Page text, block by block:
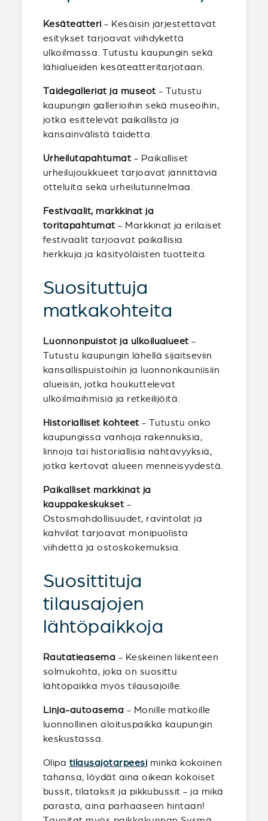
Kesäteatteri - Kesäisin järjestettävät
esitykset tarjoavat viihdykettä
ulkoilmassa. Tutustu kaupungin sekä
lähialueiden kesäteatteritarjotaan.
Taidegalleriat ja museot - Tutustu
kaupungin gallerioihin sekä museoihin,
jotka esittelevät paikallista ja
kansainvälistä taidetta.
Urheilutapahtumat - Paikalliset
urheilujoukkueet tarjoavat jännittäviä
otteluita sekä urheilutunnelmaa.
Festivaalit, markkinat ja
toritapahtumat - Markkinat ja erilaiset
festivaalit tarjoavat paikallisia
herkkuja ja käsityöläisten tuotteita.
Suosituttuja
matkakohteita
Luonnonpuistot ja ulkoilualueet -
Tutustu kaupungin lähellä sijaitseviin
kansallispuistoihin ja luonnonkauniisiin
alueisiin, jotka houkuttelevat
ulkoilmaihmisiä ja retkeilijöitä.
Historialliset kohteet - Tutustu onko
kaupungissa vanhoja rakennuksia,
linnoja tai historiallisia nähtävyyksiä,
jotka kertovat alueen menneisyydestä.
Paikalliset markkinat ja
kauppakeskukset -
Ostosmahdollisuudet, ravintolat ja
kahvilat tarjoavat monipuolista
viihdettä ja ostoskokemuksia.
Suosittituja
tilausajojen
lähtöpaikkoja
Rautatieasema - Keskeinen liikenteen
solmukohta, joka on suosittu
lähtöpaikka myös tilausajoille.
Linja-autoasema - Monille matkoille
luonnollinen aloituspaikka kaupungin
keskustassa.
Olipa tilausajotarpeesi minkä kokoinen
tahansa, löydät aina oikean kokoiset
bussit, tilataksit ja pikkubussit - ja mikä
parasta, aina parhaaseen hintaan!